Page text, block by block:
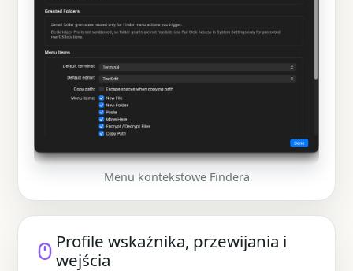
Menu kontekstowe Findera
Profile wskaźnika, przewijania i
wejścia